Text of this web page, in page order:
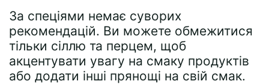
За спеціями немає суворих
рекомендацій. Ви можете обмежитися
тільки сіллю та перцем, щоб
акцентувати увагу на смаку продуктів
або додати інші прянощі на свій смак.